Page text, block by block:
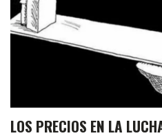
LOS PRECIOS EN LA